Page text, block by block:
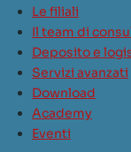
Le filiali
Il team di
Deposito e
Servizi avanzati
Download
Academy
Eventi